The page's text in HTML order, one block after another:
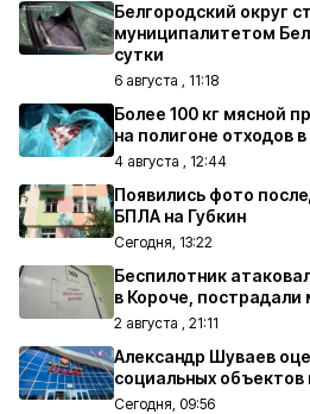
Белгородский округ
муниципалитетом
сутки
6 августа , 11:18
Более 100 кг мясной
на полигоне отходов
4 августа , 12:44
Появились фото
БПЛА на Губкин
Сегодня, 13:22
Беспилотник
в Короче,
2 августа , 21:11
Александр Шуваев
социальных объектов
Сегодня, 09:56